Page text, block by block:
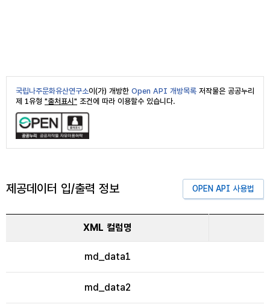
국립나주문화유산연구소이(가) 개방한 Open API 개방목록 저작물은 공공누리
제 1유형 "출처표시" 조건에 따라 이용할수 있습니다.
제공데이터 입/출력 정보 OPEN API 사용법
XML 컬럼명
md_data1
md_data2